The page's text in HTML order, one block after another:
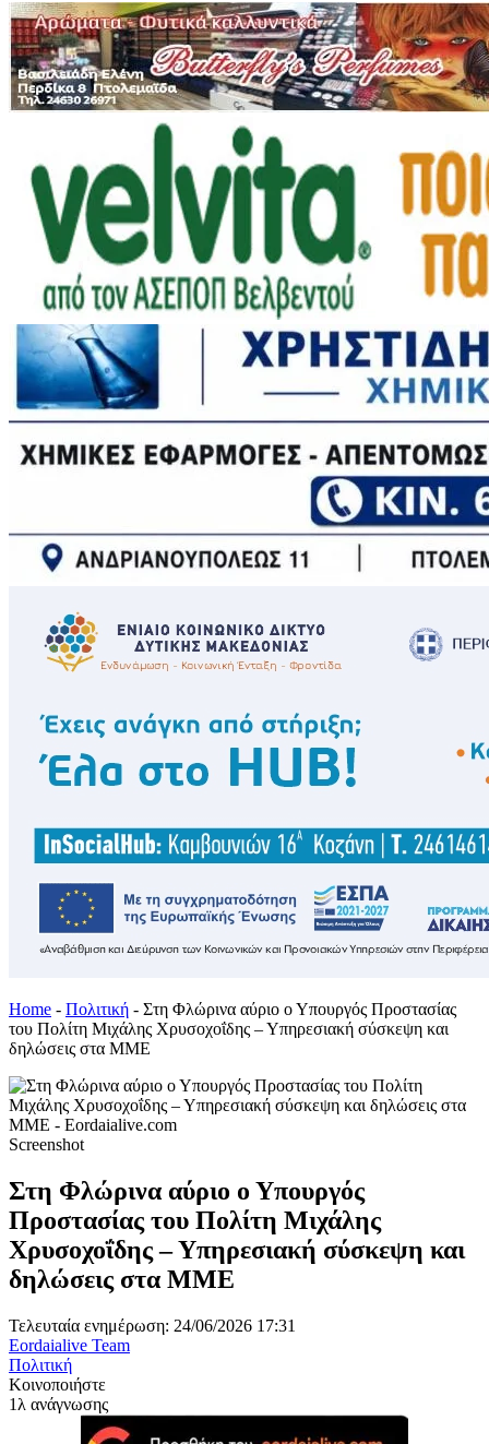
Home - Πολιτική - Στη Φλώρινα αύριο ο Υπουργός Προστασίας
του Πολίτη Μιχάλης Χρυσοχοΐδης – Υπηρεσιακή σύσκεψη και
δηλώσεις στα ΜΜΕ
Screenshot
Στη Φλώρινα αύριο ο Υπουργός
Προστασίας του Πολίτη Μιχάλης
Χρυσοχοΐδης – Υπηρεσιακή σύσκεψη και
δηλώσεις στα ΜΜΕ
Τελευταία ενημέρωση: 24/06/2026 17:31
Eordaialive Team
Πολιτική
Κοινοποιήστε
1λ ανάγνωσης